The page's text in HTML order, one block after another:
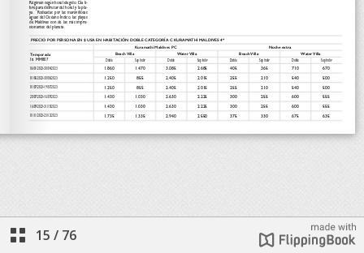
15 / 76